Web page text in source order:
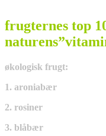
frugternes top
økologisk frugt:
1. aroniabær
2. rosiner
3. blåbær